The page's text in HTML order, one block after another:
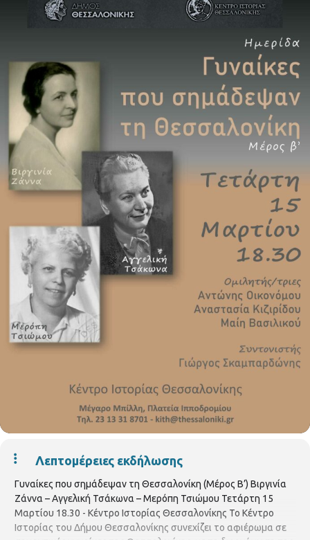
Λεπτομέρειες εκδήλωσης
Γυναίκες που σημάδεψαν τη Θεσσαλονίκη (Μέρος Β’) Βιργινία
Ζάννα – Αγγελική Τσάκωνα – Μερόπη Τσιώμου Τετάρτη 15
Μαρτίου 18.30 - Κέντρο Ιστορίας Θεσσαλονίκης Το Κέντρο
Ιστορίας του Δήμου Θεσσαλονίκης συνεχίζει το αφιέρωμα σε